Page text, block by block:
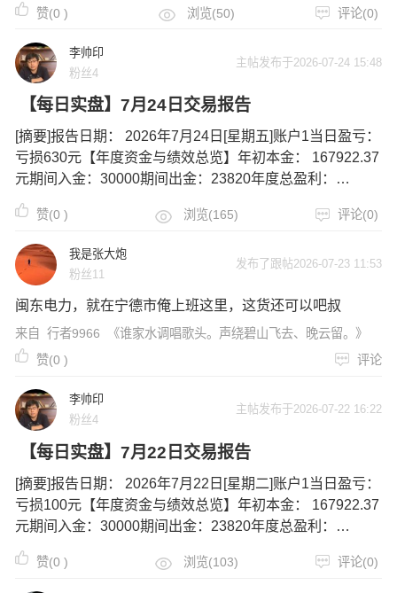
度资金与绩效总览】年初本金：0元期间入
赞(0 ) 浏览(50) 评论(0)
李帅印
粉丝4
主帖发布于2026-07-24 15:48
【每日实盘】7月24日交易报告
[摘要]报告日期： 2026年7月24日[星期五]账户1当日盈亏：
亏损630元【年度资金与绩效总览】年初本金： 167922.37
元期间入金：30000期间出金：23820年度总盈利：
12002.73元 ［图片］ ［图片］ 当日操作摘要：无本月收
益明细图： ［图片］ ［图片］ 今日
赞(0 ) 浏览(165) 评论(0)
我是张大炮
粉丝11
发布了跟帖2026-07-23 11:53
闽东电力，就在宁德市俺上班这里，这货还可以吧叔
来自行者9966
《谁家水调唱歌头。声绕碧山飞去、晚云留。》
赞(0 ) 评论
李帅印
粉丝4
主帖发布于2026-07-22 16:22
【每日实盘】7月22日交易报告
[摘要]报告日期： 2026年7月22日[星期二]账户1当日盈亏：
亏损100元【年度资金与绩效总览】年初本金： 167922.37
元期间入金：30000期间出金：23820年度总盈利：
12992.73元 ［图片］ ［图片］ 当日操作摘要：无本月收
益明细图： ［图片］ ［图片］ 今日
赞(0 ) 浏览(103) 评论(0)